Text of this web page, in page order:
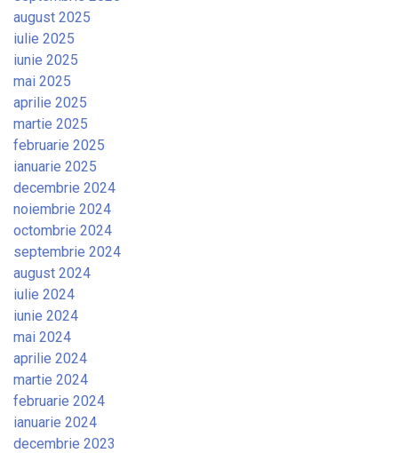
august 2025
iulie 2025
iunie 2025
mai 2025
aprilie 2025
martie 2025
februarie 2025
ianuarie 2025
decembrie 2024
noiembrie 2024
octombrie 2024
septembrie 2024
august 2024
iulie 2024
iunie 2024
mai 2024
aprilie 2024
martie 2024
februarie 2024
ianuarie 2024
decembrie 2023